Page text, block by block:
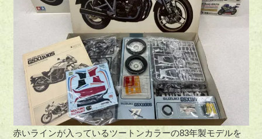
赤いラインが入っているツートンカラーの83年製モデルを